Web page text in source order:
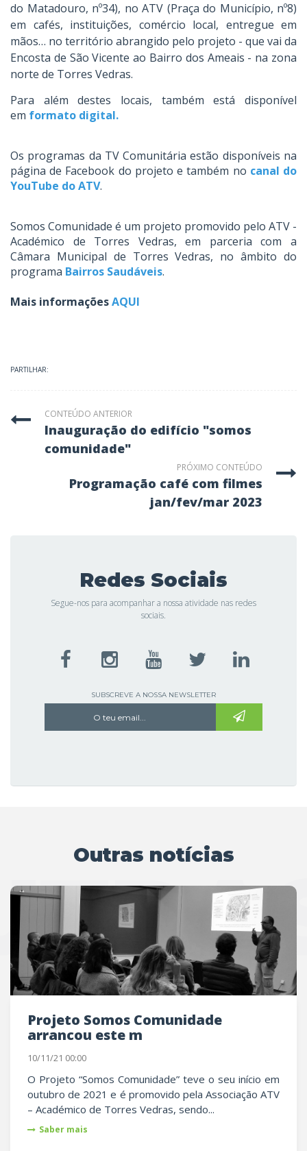
do Matadouro, nº34), no ATV (Praça do Município, nº8)
em cafés, instituições, comércio local, entregue em
mãos… no território abrangido pelo projeto - que vai da
Encosta de São Vicente ao Bairro dos Ameais - na zona
norte de Torres Vedras.
Para além destes locais, também está disponível
em formato digital.
Os programas da TV Comunitária estão disponíveis na
página de Facebook do projeto e também no canal do
YouTube do ATV.
Somos Comunidade é um projeto promovido pelo ATV -
Académico de Torres Vedras, em parceria com a
Câmara Municipal de Torres Vedras, no âmbito do
programa Bairros Saudáveis.
Mais informaçõesAQUI
PARTILHAR:
CONTEÚDO ANTERIOR
inauguração do edifício "somos
comunidade"
PRÓXIMO CONTEÚDO
programação café com filmes
jan/fev/mar 2023
Redes Sociais
Segue-nos para acompanhar a nossa atividade nas redes
sociais.
SUBSCREVE A NOSSA NEWSLETTER
Outras notícias
Projeto Somos Comunidade
arrancou este m
10/11/21 00:00
O Projeto “Somos Comunidade” teve o seu início em
outubro de 2021 e é promovido pela Associação ATV
– Académico de Torres Vedras, sendo...
Saber mais